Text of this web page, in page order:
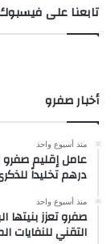
تابعنا على
أخبار صفرو
منذ أسبوع واحد
درهم تخليداً
منذ أسبوع واحد
صفرو تعزز بنيتها
التقني للنفايات